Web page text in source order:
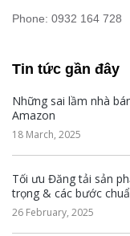
Phone: 0932 164 728
Tin tức gần đây
Những sai lầm nhà
Amazon
18 March, 2025
Tối ưu Đăng tải sản
trọng & các bước
26 February, 2025